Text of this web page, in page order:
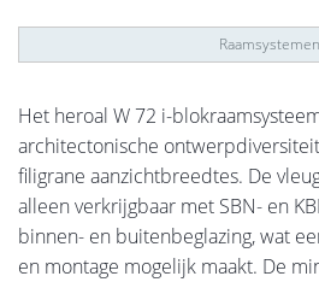
Raamsystemen
Het heroal W 72 i-
architectonische
filigrane aanzichtbreedtes. De
alleen verkrijgbaar met SBN- en
binnen- en buitenbeglazing, wat
en montage mogelijk maakt. De